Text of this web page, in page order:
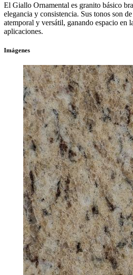
El Giallo Ornamental es granito básico
elegancia y consistencia. Sus tonos son
atemporal y versátil, ganando espacio en
aplicaciones.
Imágenes